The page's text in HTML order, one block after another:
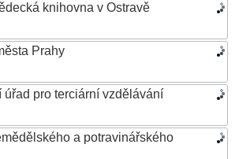
knihovna v Ostravě
Prahy
úřad pro terciární vzdělávání
a potravinářského